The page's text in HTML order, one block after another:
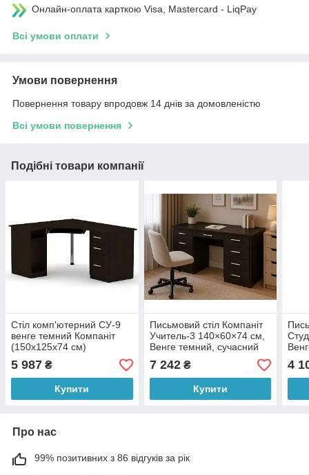
Онлайн-оплата карткою Visa, Mastercard - LiqPay
Всі умови оплати
Умови повернення
Повернення товару впродовж 14 днів за домовленістю
Всі умови повернення
Подібні товари компанії
Стіл комп'ютерний СУ-9
венге темний Компаніт
(150х125х74 см)
5 987 ₴
Купити
Письмовий стіл Компаніт
Учитель-3 140×60×74 см,
Венге темний, сучасний
комп'ютерний стіл із
тумбою та 4 висувними
шухлядами
7 242₴
Купити
для
4
Про нас
99% позитивних з 86 відгуків за рік